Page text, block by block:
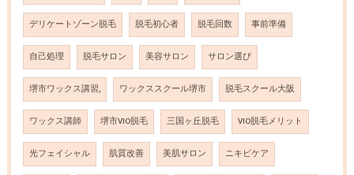
デリケートゾーン脱毛 脱毛初心者 脱毛回数 事前準備
自己処理 脱毛サロン 美容サロン サロン選び
堺市ワックス講習, ワックススクール堺市 脱毛スクール大阪
ワックス講師 堺市VIO脱毛 三国ヶ丘脱毛 VIO脱毛メリット
光フェイシャル 肌質改善 美肌サロン ニキビケア